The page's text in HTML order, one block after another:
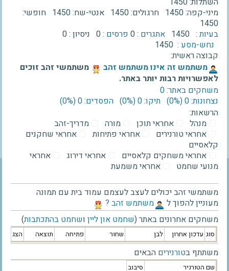
מיני-קפה:1450 חרגולים:1450 אנטי-שח:1450 חופשי:
1450
בעיות : 1450 אתגרים :0 פרסים :0 ניסיון :0
נחש-מסע : 1450
קבוצה ראשית:
‫משתמש זה אינו משתמש זהב‬
משתמשי זהב זוכים
לאפשרויות רבות יותר באתר.
משחקים באתר: 0
נצחונות: 0 ‫(0%)‬
תיקו: 0 ‫(0%)‬
הפסדים: 0 ‫(0%)‬
הרשאות:
מנהל
אחראי תוכן מורה
מדריך-זהב
אחראי טורנירים
אחראי פתיחות
אחראי שחקנים
קלאסיים
אחראי משחקים קלאסיים
אחראי דירוג
אחראי
מנועי שחמט
אחראי משמעת
משתמשי זהב יכולים לעצב לעצמם עמוד בית עם תמונה
מעוניין להפוך ל
‫משתמש זהב ?‬
משחקים אחרונים באתר (שחמט און ליין ושחמט בהתכתבות)
סוג עדכון אחרון לבן שחור פתיחה תוצאה הצג
משתתף בטורנירים הבאים
שם הטורניר סיבוב